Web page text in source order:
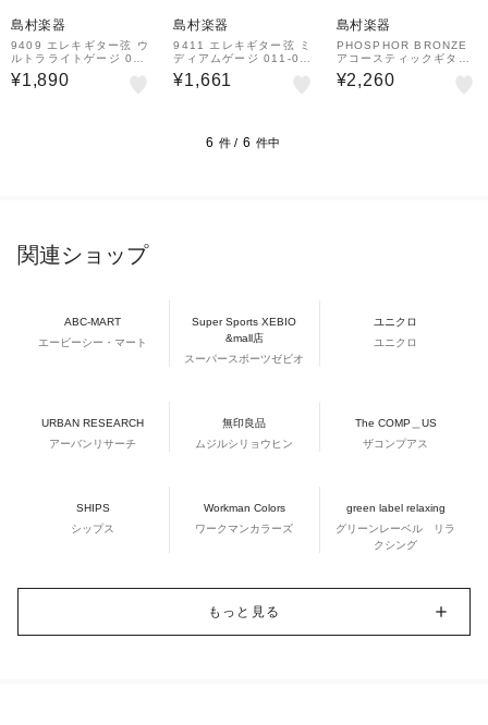
島村楽器
9409 エレキギター弦 ウ
ルトラライトゲージ 009
-042
¥1,890
島村楽器
9411 エレキギター弦 ミ
ディアムゲージ 011-04
8
¥1,661
島村楽器
PHOSPHOR BRONZE
アコースティックギター
弦 エクストラライトゲー
ジ 011-052
¥2,260
6 件 / 6 件中
関連ショップ
ABC-MART
エービーシー・マート
Super Sports XEBIO
&mall店
スーパースポーツゼビオ
ユニクロ
ユニクロ
URBAN RESEARCH
アーバンリサーチ
無印良品
ムジルシリョウヒン
The COMP＿US
ザコンプアス
SHIPS
シップス
Workman Colors
ワークマンカラーズ
green label relaxing
グリーンレーベル リラ
クシング
もっと見る